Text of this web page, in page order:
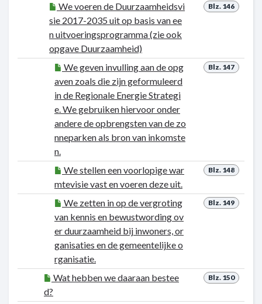
Blz. 146
We voeren de Duurzaamheidsvi
sie 2017-2035 uit op basis van ee
n uitvoeringsprogramma (zie ook
opgave Duurzaamheid)
Blz. 147
We geven invulling aan de opg
aven zoals die zijn geformuleerd
in de Regionale Energie Strategi
e. We gebruiken hiervoor onder
andere de opbrengsten van de zo
nneparken als bron van inkomste
n.
Blz. 148
We stellen een voorlopige war
mtevisie vast en voeren deze uit.
Blz. 149
We zetten in op de vergroting
van kennis en bewustwording ov
er duurzaamheid bij inwoners, or
ganisaties en de gemeentelijke o
rganisatie.
Blz. 150
Wat hebben we daaraan bestee
d?